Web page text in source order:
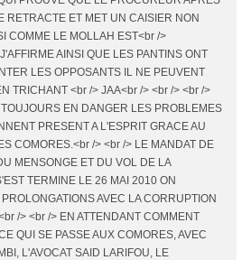
RETRACTE ET MET UN CAISIER NON
COMME LE MOLLAH EST<br />
AINSI QUE LES PANTINS ONT
LES OPPOSANTS IL NE PEUVENT
TRICHANT <br /> JAA<br /> <br /> <br />
EN DANGER LES PROBLEMES
PRESENT A L'ESPRIT GRACE AU
COMORES.<br /> <br /> LE MANDAT DE
MENSONGE ET DU VOL DE LA
TERMINE LE 26 MAI 2010 ON
AVEC LA CORRUPTION
/> <br /> EN ATTENDANT COMMENT
QUI SE PASSE AUX COMORES, AVEC
L'AVOCAT SAID LARIFOU, LE